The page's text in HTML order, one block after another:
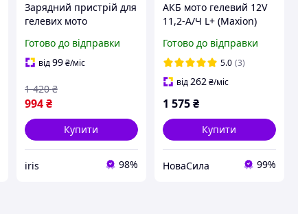
Зарядний пристрій для
гелевих мото
Зарядний пристрій для
РК-дисплея Зарядний
акумуляторів
Готово до відправки
від99 ₴/міс
994 ₴
1 420 ₴
Купити
iris 98%
АКБ мото гелевий 12V
11,2-А/Ч L+ (Maxion)
GEL) ,YTZ12S GEL,
Готово до відправки
5.0 (3)
від262₴/міс
1 575₴
Купити
НоваСила 99%